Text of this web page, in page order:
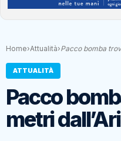
Home›Attualità›Pacco bomba
ATTUALITÀ
Pacco
metri